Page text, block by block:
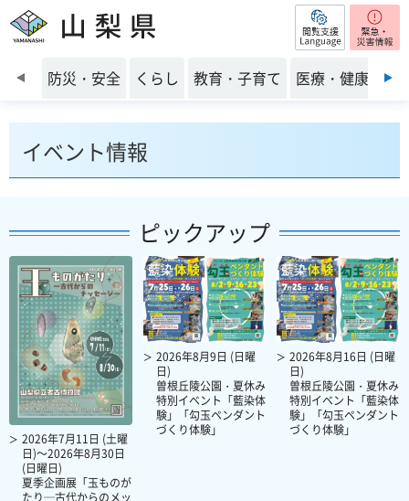
山梨県 閲覧支援
前のスライドを表示
防災・安全 くらし 教育・子育て 医療・健康・福
イベント情報
ピックアップ
2026年7月11日 (土曜
日)～2026年8月30日
(日曜日)
夏季企画展「玉ものが
たり─古代からのメッ
2026年8月9日 (日曜
日)
曽根丘陵公園・夏休み
特別イベント「藍染体
験」「勾玉ペンダント
づくり体験」
2026年8月16日 (日曜
日)
曽根丘陵公園・夏休み
特別イベント「藍染体
験」「勾玉ペンダント
づくり体験」